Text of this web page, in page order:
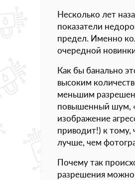
Несколько лет
показатели
предел. Именно
очередной
Как бы банально
высоким
меньшим
повышенный шум,
изображение
приводит!) к тому,
лучше, чем
Почему так
разрешения можно